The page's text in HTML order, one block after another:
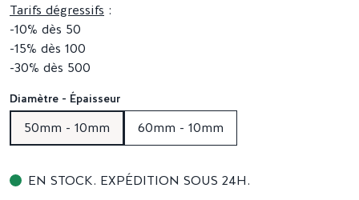
Tarifs dégressifs :
-10% dès 50
-15% dès 100
-30% dès 500
Diamètre - Épaisseur
50mm - 10mm 60mm - 10mm
EN STOCK. EXPÉDITION SOUS 24H.